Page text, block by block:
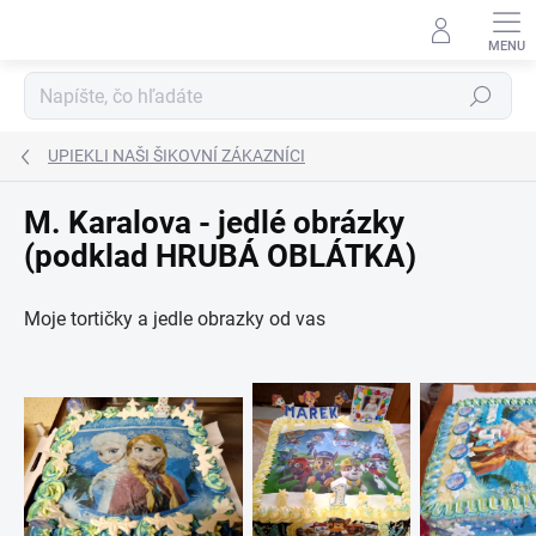
Hľadať
UPIEKLI NAŠI ŠIKOVNÍ ZÁKAZNÍCI
M. Karalova - jedlé obrázky
(podklad HRUBÁ OBLÁTKA)
Moje tortičky a jedle obrazky od vas